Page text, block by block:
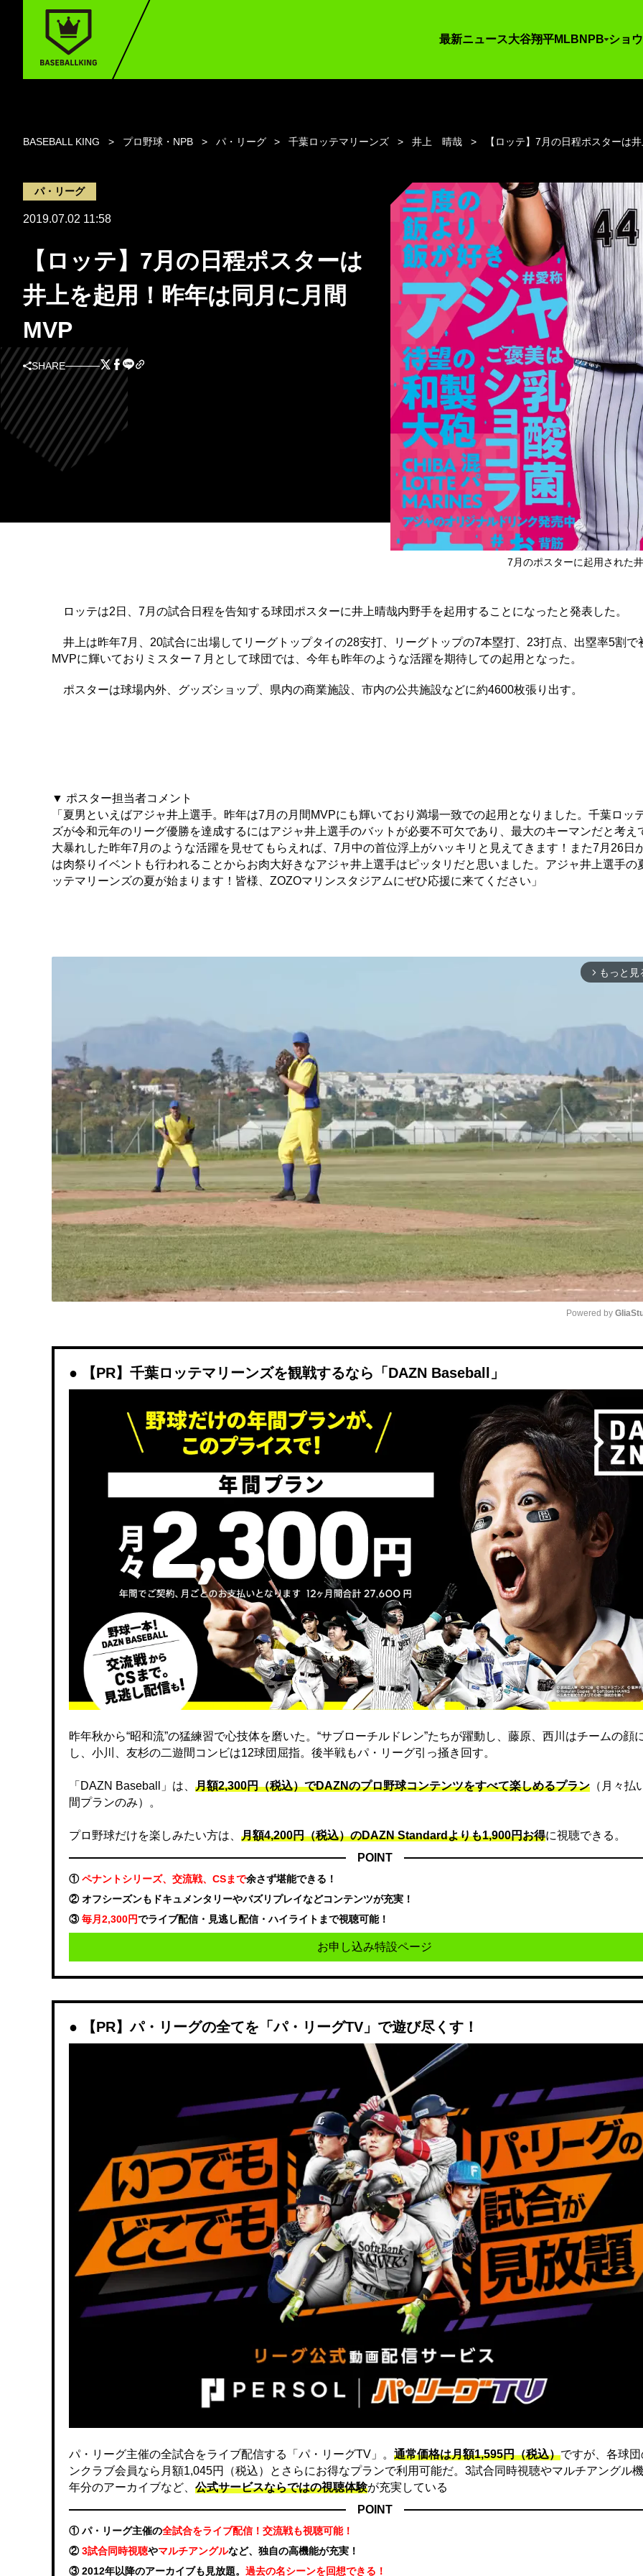
最新ニュース大谷翔平MLB NPB ショ
BASEBALL KING プロ野球・NPB パ・リーグ 千葉ロッテマリーンズ 井上 晴哉 【ロッテ】7月の日程ポスターは
パ・リーグ
2019.07.02 11:58
【ロッテ】7月の日程ポスターは
井上を起用！昨年は同月に月間
MVP
SHARE
7月のポスターに起用された
ロッテは2日、7月の試合日程を告知する球団ポスターに井上晴哉内野手を起用することになったと発表した。
井上は昨年7月、20試合に出場してリーグトップタイの28安打、リーグトップの7本塁打、23打点、出塁率5割で
MVPに輝いておりミスター７月として球団では、今年も昨年のような活躍を期待しての起用となった。
ポスターは球場内外、グッズショップ、県内の商業施設、市内の公共施設などに約4600枚張り出す。
▼ ポスター担当者コメント
「夏男といえばアジャ井上選手。昨年は7月の月間MVPにも輝いており満場一致での起用となりました。千葉ロッ
ズが令和元年のリーグ優勝を達成するにはアジャ井上選手のバットが必要不可欠であり、最大のキーマンだと考え
大暴れした昨年7月のような活躍を見せてもらえれば、7月中の首位浮上がハッキリと見えてきます！また7月26日
は肉祭りイベントも行われることからお肉大好きなアジャ井上選手はピッタリだと思いました。アジャ井上選手の
ッテマリーンズの夏が始まります！皆様、ZOZOマリンスタジアムにぜひ応援に来てください」
arrow_forward_ios もっと見
Powered by
【PR】千葉ロッテマリーンズを観戦するなら「DAZN Baseball」
昨年秋から“昭和流”の猛練習で心技体を磨いた。“サブローチルドレン”たちが躍動し、藤原、西川はチームの顔
し、小川、友杉の二遊間コンビは12球団屈指。後半戦もパ・リーグ引っ掻き回す。
「DAZN Baseball」は、 月額2,300円（税込）でDAZNのプロ野球コンテンツをすべて楽しめるプラン （月々払
間プランのみ）。
プロ野球だけを楽しみたい方は、 月額4,200円（税込）のDAZN Standard​よりも1,900円お得に視聴できる。
POINT
①ペナントシリーズ、交流戦、CSまで余さず堪能できる！
② オフシーズンもドキュメンタリーやバズリプレイなどコンテンツが充実！
③毎月2,300円でライブ配信・見逃し配信・ハイライトまで視聴可能！
お申し込み特設ページ
【PR】パ・リーグの全てを「パ・リーグTV」で遊び尽くす！
パ・リーグ主催の全試合をライブ配信する「パ・リーグTV」。 通常価格は月額1,595円（税込）ですが、各球
ンクラブ会員なら月額1,045円（税込）とさらにお得なプランで利用可能だ。3試合同時視聴やマルチアングル
年分のアーカイブなど、 公式サービスならではの視聴体験が充実している
POINT
① パ・リーグ主催の全試合をライブ配信！交流戦も視聴可能！
②3試合同時視聴やマルチアングルなど、独自の高機能が充実！
③ 2012年以降のアーカイブも見放題。 過去の名シーンを回想できる！